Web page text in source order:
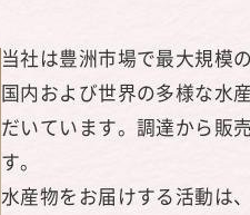
当社は豊洲市場で最大規模
国内および世界の多様な水
だいています。調達から販
す。
水産物をお届けする活動は